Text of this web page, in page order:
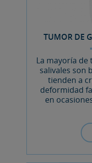
TUMOR DE
La mayoría de
salivales son
tienden a
deformidad
en